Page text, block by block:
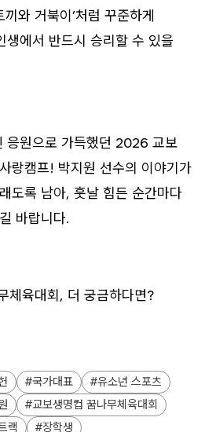
와 거북이’처럼 꾸준하게
생에서 반드시 승리할 수 있을
응원으로 가득했던 2026 교보
랑캠프! 박지원 선수의 이야기가
도록 남아, 훗날 힘든 순간마다
바랍니다.
체육대회, 더 궁금하다면?
국가대표
유소년 스포츠
교보생명컵 꿈나무체육대회
랙
장학생